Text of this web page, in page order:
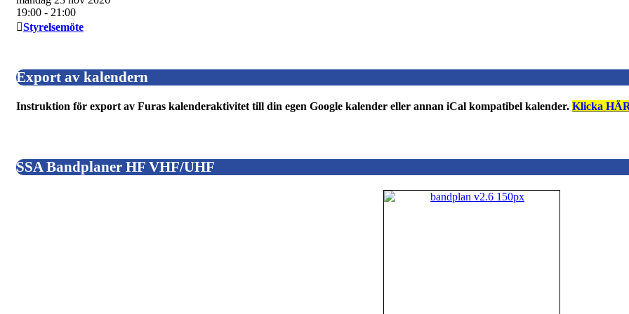
19:00 - 21:00
Styrelsemöte
Export av kalendern
Instruktion för export av Furas kalenderaktivitet till din egen Google kalender eller annan iCal kompatibel kalender. Klicka
SSA Bandplaner HF VHF/UHF